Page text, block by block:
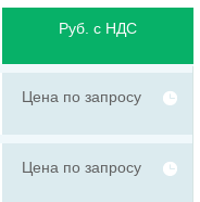
Руб. с НДС
Цена по запросу
Цена по запросу